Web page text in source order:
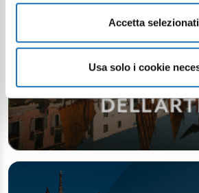
Accetta selezionati
Usa solo i cookie